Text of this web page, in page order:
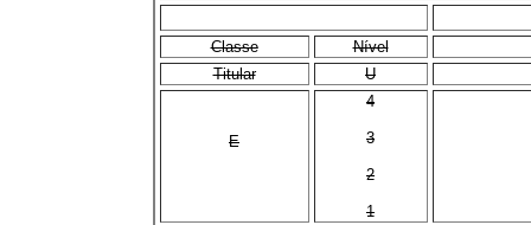
Classe
Nível
Titular
U
E
4
3
2
1